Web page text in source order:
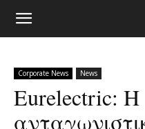
Corporate News News
Eurelectric: Η